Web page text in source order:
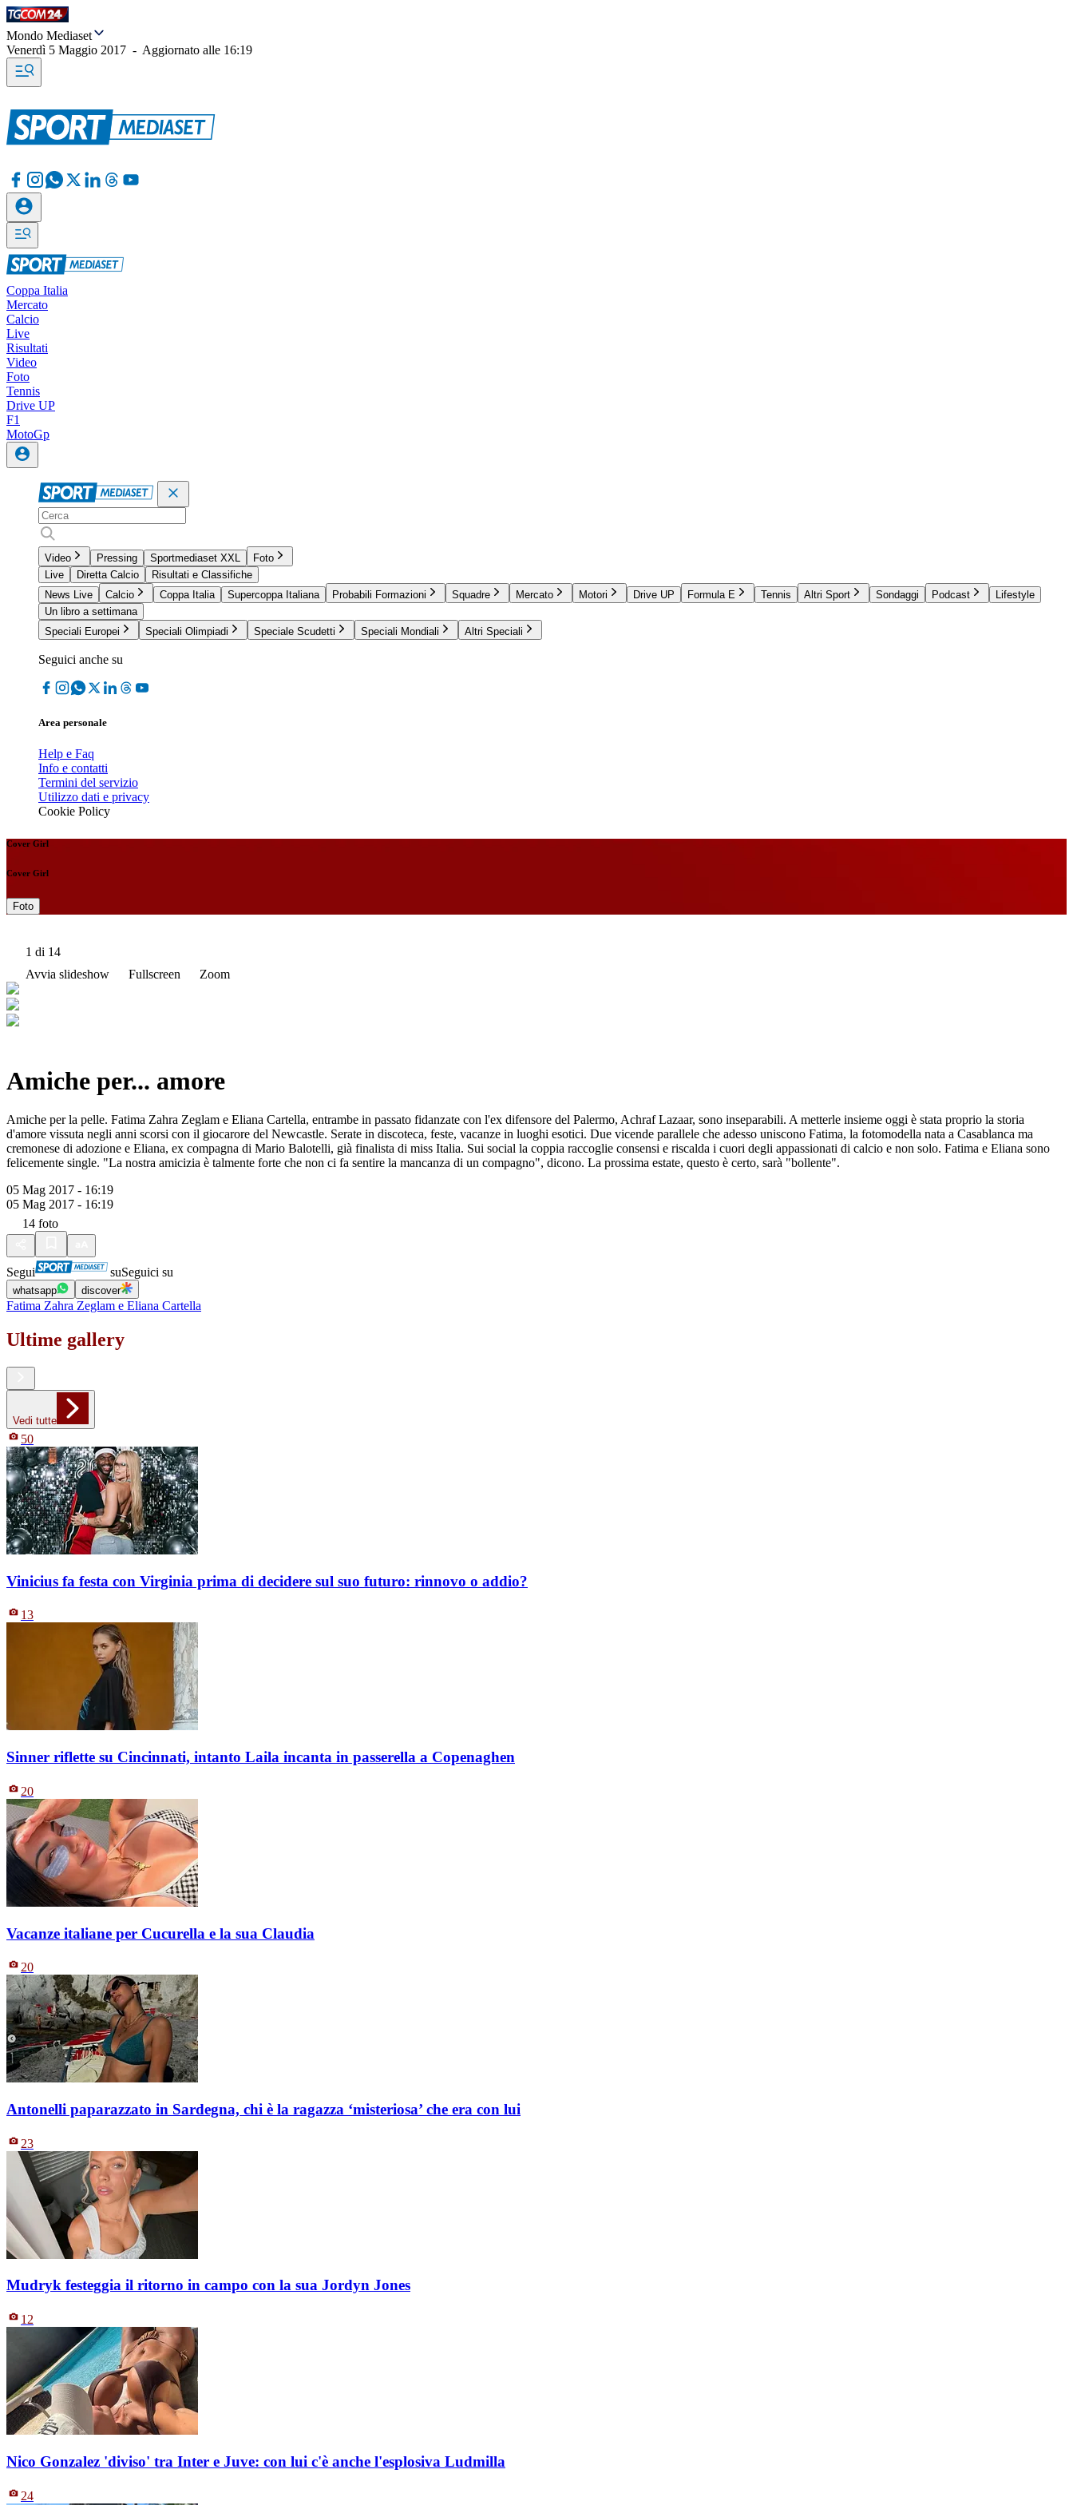
Mondo Mediaset
Venerdì 5 Maggio 2017 - Aggiornato alle 16:19
Coppa Italia
Mercato
Calcio
Live
Risultati
Video
Foto
Tennis
Drive UP
F1
MotoGp
Video Pressing Sportmediaset XXL
Foto
Live
Diretta Calcio
Risultati e Classifiche
News Live
Calcio Coppa Italia Supercoppa Italiana Probabili Formazioni Squadre Mercato Motori Drive UP Formula E Tennis Altri Sport Sondaggi Podcast
Lifestyle
Un libro a settimana
Speciali Europei
Speciali Olimpiadi Speciale Scudetti Speciali Mondiali Altri Speciali
Seguici anche su
Area personale
Help e Faq
Info e contatti
Termini del servizio
Utilizzo dati e privacy
Cookie Policy
Cover Girl
Cover Girl
Foto
1 di 14
Avvia slideshow
Fullscreen Zoom
Amiche per... amore
Amiche per la pelle. Fatima Zahra Zeglam e Eliana Cartella, entrambe in passato fidanzate con l'ex difensore del Palermo, Achraf Lazaar, sono inseparabili. A metterle insieme oggi è stata proprio la storia
d'amore vissuta negli anni scorsi con il giocarore del Newcastle. Serate in discoteca, feste, vacanze in luoghi esotici. Due vicende parallele che adesso uniscono Fatima, la fotomodella nata a Casablanca ma
cremonese di adozione e Eliana, ex compagna di Mario Balotelli, già finalista di miss Italia. Sui social la coppia raccoglie consensi e riscalda i cuori degli appassionati di calcio e non solo. Fatima e Eliana sono
felicemente single. "La nostra amicizia è talmente forte che non ci fa sentire la mancanza di un compagno", dicono. La prossima estate, questo è certo, sarà "bollente".
05 Mag 2017 - 16:19
05 Mag 2017 - 16:19
14 foto
Segui suSeguici su
whatsapp discover
Fatima Zahra Zeglam e Eliana Cartella
Ultime gallery
Vedi tutte
50
Vinicius fa festa con Virginia prima di decidere sul suo futuro: rinnovo o addio?
13
Sinner riflette su Cincinnati, intanto Laila incanta in passerella a Copenaghen
20
Vacanze italiane per Cucurella e la sua Claudia
20
Antonelli paparazzato in Sardegna, chi è la ragazza ‘misteriosa’ che era con lui
23
Mudryk festeggia il ritorno in campo con la sua Jordyn Jones
12
Nico Gonzalez 'diviso' tra Inter e Juve: con lui c'è anche l'esplosiva Ludmilla
24